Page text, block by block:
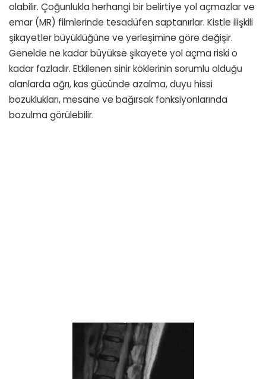
olabilir. Çoğunlukla herhangi bir belirtiye yol açmazlar ve
emar (MR) filmlerinde tesadüfen saptanırlar. Kistle ilişkili
şikayetler büyüklüğüne ve yerleşimine göre değişir.
Genelde ne kadar büyükse şikayete yol açma riski o
kadar fazladır. Etkilenen sinir köklerinin sorumlu olduğu
alanlarda ağrı, kas gücünde azalma, duyu hissi
bozuklukları, mesane ve bağırsak fonksiyonlarında
bozulma görülebilir.